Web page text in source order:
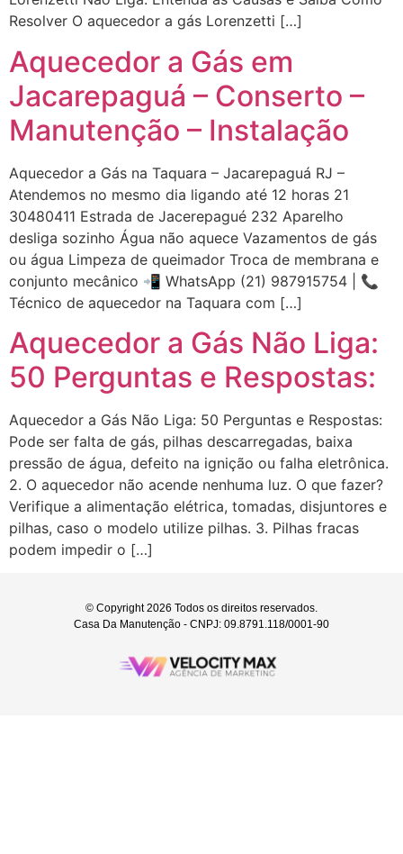
Resolver O aquecedor a gás Lorenzetti […]
Aquecedor a Gás em
Jacarepaguá – Conserto –
Manutenção – Instalação
Aquecedor a Gás na Taquara – Jacarepaguá RJ –
Atendemos no mesmo dia ligando até 12 horas 21
30480411 Estrada de Jacerepagué 232 Aparelho
desliga sozinho Água não aquece Vazamentos de gás
ou água Limpeza de queimador Troca de membrana e
conjunto mecânico 📲 WhatsApp (21) 987915754 | 📞
Técnico de aquecedor na Taquara com […]
Aquecedor a Gás Não Liga:
50 Perguntas e Respostas:
Aquecedor a Gás Não Liga: 50 Perguntas e Respostas:
Pode ser falta de gás, pilhas descarregadas, baixa
pressão de água, defeito na ignição ou falha eletrônica.
2. O aquecedor não acende nenhuma luz. O que fazer?
Verifique a alimentação elétrica, tomadas, disjuntores e
pilhas, caso o modelo utilize pilhas. 3. Pilhas fracas
podem impedir o […]
© Copyright 2026 Todos os direitos reservados.
Casa Da Manutenção - CNPJ: 09.8791.118/0001-90